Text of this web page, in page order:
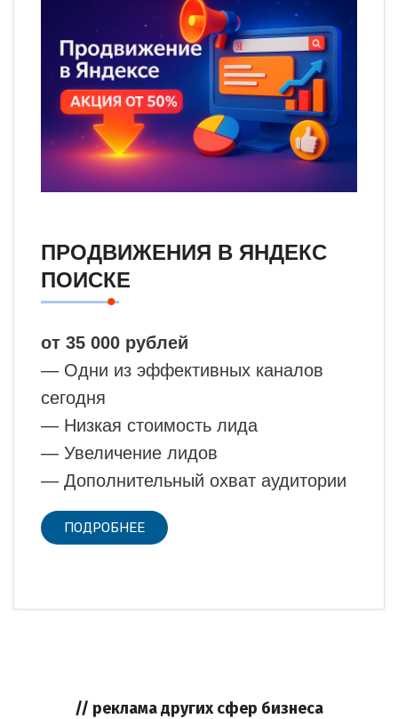
ПРОДВИЖЕНИЯ В ЯНДЕКС
ПОИСКЕ
от 35 000 рублей
— Одни из эффективных каналов
сегодня
— Низкая стоимость лида
— Увеличение лидов
— Дополнительный охват аудитории
ПОДРОБНЕЕ
// реклама других сфер бизнеса